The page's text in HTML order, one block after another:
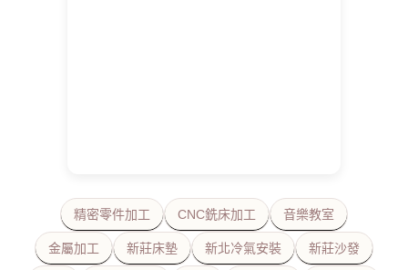
精密零件加工 CNC銑床加工 音樂教室
金屬加工 新莊床墊 新北冷氣安裝 新莊沙發